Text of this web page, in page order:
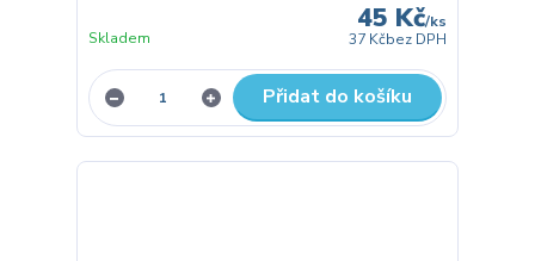
45 Kč/ks
37 Kčbez DPH
Skladem
Přidat do košíku